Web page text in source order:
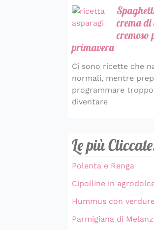
crema
cremoso
primavera
Ci sono ricette che
normali, mentre
programmare
diventare
Le più
Polenta e Renga
Cipolline in
Hummus con
Parmigiana di